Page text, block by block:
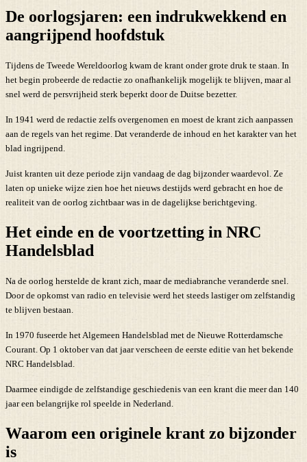
De oorlogsjaren: een indrukwekkend en
aangrijpend hoofdstuk
Tijdens de Tweede Wereldoorlog kwam de krant onder grote druk te staan. In
het begin probeerde de redactie zo onafhankelijk mogelijk te blijven, maar al
snel werd de persvrijheid sterk beperkt door de Duitse bezetter.
In 1941 werd de redactie zelfs overgenomen en moest de krant zich aanpassen
aan de regels van het regime. Dat veranderde de inhoud en het karakter van het
blad ingrijpend.
Juist kranten uit deze periode zijn vandaag de dag bijzonder waardevol. Ze
laten op unieke wijze zien hoe het nieuws destijds werd gebracht en hoe de
realiteit van de oorlog zichtbaar was in de dagelijkse berichtgeving.
Het einde en de voortzetting in NRC
Handelsblad
Na de oorlog herstelde de krant zich, maar de mediabranche veranderde snel.
Door de opkomst van radio en televisie werd het steeds lastiger om zelfstandig
te blijven bestaan.
In 1970 fuseerde het Algemeen Handelsblad met de Nieuwe Rotterdamsche
Courant. Op 1 oktober van dat jaar verscheen de eerste editie van het bekende
NRC Handelsblad.
Daarmee eindigde de zelfstandige geschiedenis van een krant die meer dan 140
jaar een belangrijke rol speelde in Nederland.
Waarom een originele krant zo bijzonder
is